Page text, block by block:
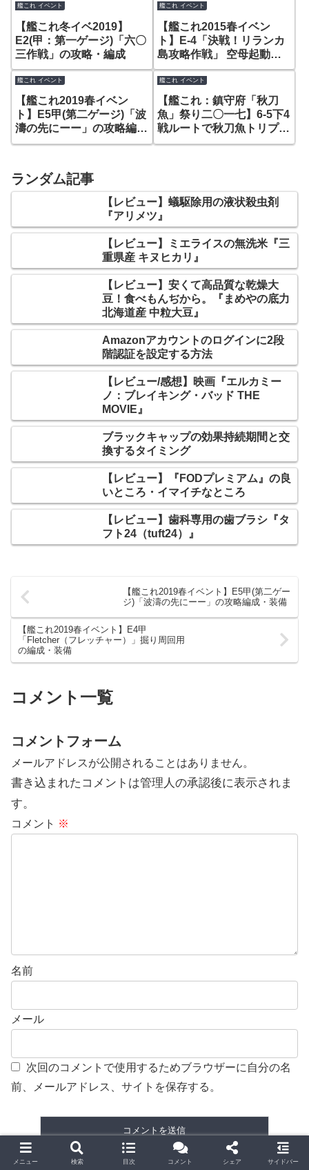
姫！
艦これ イベント
【艦これ冬イベ2019】
E2(甲：第一ゲージ)「六〇
三作戦」の攻略・編成
艦これ イベント
【艦これ2015春イベン
ト】E-4「決戦！リランカ
島攻略作戦」 空母起動部
隊で【甲】攻略完了
艦これ イベント
【艦これ2019春イベン
ト】E5甲(第二ゲージ)「波
濤の先にーー」の攻略編
成・装備
艦これ イベント
【艦これ：鎮守府「秋刀
魚」祭り二〇一七】6-5下4
戦ルートで秋刀魚トリプル
チャンス周回！
ランダム記事
【レビュー】蟻駆除用の液状殺虫剤
『アリメツ』
【レビュー】ミエライスの無洗米『三
重県産 キヌヒカリ』
【レビュー】安くて高品質な乾燥大
豆！食べもんぢから。『まめやの底力
北海道産 中粒大豆』
Amazonアカウントのログインに2段
階認証を設定する方法
【レビュー/感想】映画『エルカミー
ノ：ブレイキング・バッド THE
MOVIE』
ブラックキャップの効果持続期間と交
換するタイミング
【レビュー】『FODプレミアム』の良
いところ・イマイチなところ
【レビュー】歯科専用の歯ブラシ『タ
フト24（tuft24）』
【艦これ2019春イベント】E5甲(第二ゲー
ジ)「波濤の先にーー」の攻略編成・装備
【艦これ2019春イベント】E4甲
「Fletcher（フレッチャー）」掘り周回用
の編成・装備
コメント一覧
コメントフォーム
メールアドレスが公開されることはありません。
書き込まれたコメントは管理人の承認後に表示されま
す。
コメント ※
名前
メール
次回のコメントで使用するためブラウザーに自分の名
前、メールアドレス、サイトを保存する。
メニュー 検索 目次 コメント シェア サイドバー